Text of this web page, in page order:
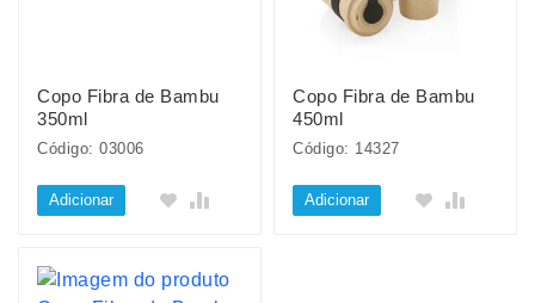
Copo Fibra de Bambu
350ml
Código: 03006
Adicionar
Copo Fibra de Bambu
450ml
Código: 14327
Adicionar